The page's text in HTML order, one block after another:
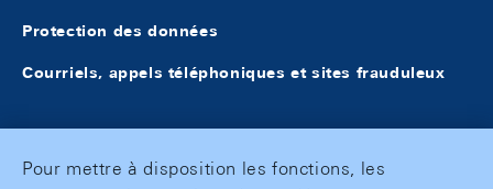
Protection des données
Courriels, appels téléphoniques et sites frauduleux
Pour mettre à disposition les fonctions, les